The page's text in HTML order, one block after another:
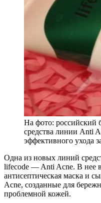
На фото: российский
средства линии Anti
эффективного ухода
Одна из новых линий
lifecode — Anti Acne. В нее
антисептическая маска и
Acne, созданные для
проблемной кожей.